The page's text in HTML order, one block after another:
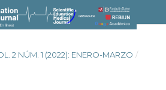
2 NÚM. 1 (2022): ENERO-MARZO /